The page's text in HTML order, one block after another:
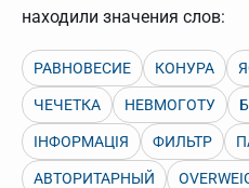
находили значения слов:
РАВНОВЕСИЕ КОНУРА
ЧЕЧЕТКА НЕВМОГОТУ
ІНФОРМАЦІЯ ФИЛЬТР
АВТОРИТАРНЫЙ